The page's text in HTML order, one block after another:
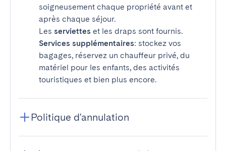
soigneusement chaque propriété avant et
après chaque séjour.
Les serviettes et les draps sont fournis.
Services supplémentaires: stockez vos
bagages, réservez un chauffeur privé, du
matériel pour les enfants, des activités
touristiques et bien plus encore.
Politique d'annulation